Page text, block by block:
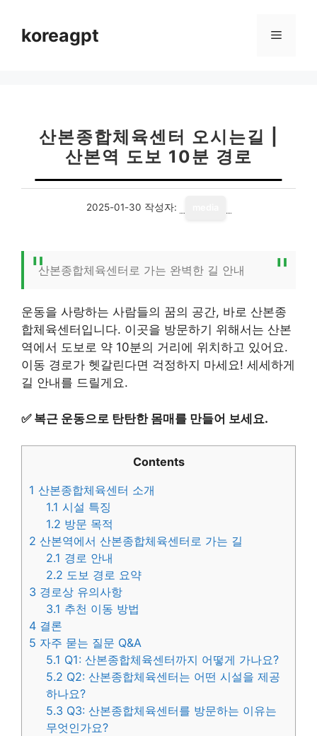
koreagpt 메
산본종합체육센터 오시는길 |
산본역 도보 10분 경로
2025-01-30 작성자:
산본종합체육센터로 가는 완벽한 길 안내
운동을 사랑하는 사람들의 꿈의 공간, 바로 산본종
합체육센터입니다. 이곳을 방문하기 위해서는 산본
역에서 도보로 약 10분의 거리에 위치하고 있어요.
이동 경로가 헷갈린다면 걱정하지 마세요! 세세하게
길 안내를 드릴게요.
✅ 복근 운동으로 탄탄한 몸매를 만들어 보세요.
Contents
1 산본종합체육센터 소개
1.1 시설 특징
1.2 방문 목적
2 산본역에서 산본종합체육센터로 가는 길
2.1 경로 안내
2.2 도보 경로 요약
3 경로상 유의사항
3.1 추천 이동 방법
4 결론
5 자주 묻는 질문 Q&A
5.1 Q1: 산본종합체육센터까지 어떻게 가나요?
5.2 Q2: 산본종합체육센터는 어떤 시설을 제공
하나요?
5.3 Q3: 산본종합체육센터를 방문하는 이유는
무엇인가요?